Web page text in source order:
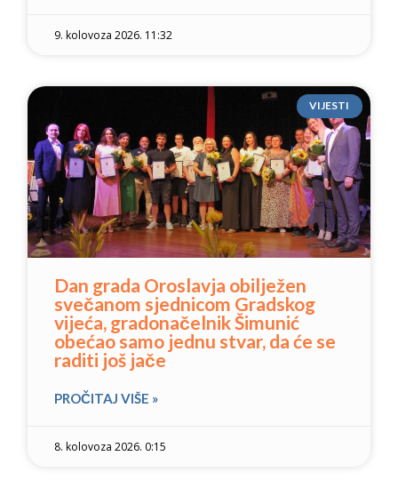
9. kolovoza 2026. 11:32
VIJESTI
Dan grada Oroslavja obilježen
svečanom sjednicom Gradskog
vijeća, gradonačelnik Šimunić
obećao samo jednu stvar, da će se
raditi još jače
PROČITAJ VIŠE »
8. kolovoza 2026. 0:15